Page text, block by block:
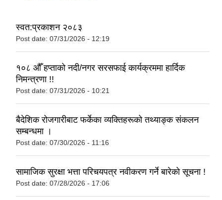
स्वत:प्रकाशन २०८३
Post date: 07/31/2026 - 12:19
१०८ औँ हप्ताको नदी/नगर सरसफाई कार्यक्रममा हार्दिक
निमन्त्रणा !!
Post date: 07/31/2026 - 10:21
बैदेशिक रोजगारीबाट फर्केका व्यक्तिहरूको तथ्याङ्क संकलन
सम्बन्धमा ।
Post date: 07/30/2026 - 11:16
सामाजिक सुरक्षा भत्ता परिचयपत्र नवीकरण गर्ने बारेकाे सूचना !
Post date: 07/28/2026 - 17:06